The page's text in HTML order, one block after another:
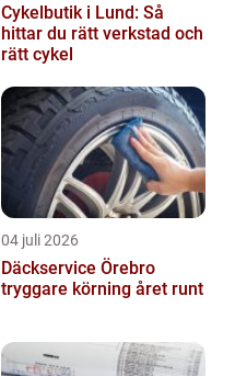
Cykelbutik i Lund: Så
hittar du rätt verkstad och
rätt cykel
04 juli 2026
Däckservice Örebro
tryggare körning året runt